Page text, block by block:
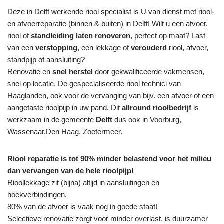
Deze in Delft werkende riool specialist is U van dienst met riool-
en afvoerreparatie (binnen & buiten) in Delft! Wilt u een afvoer,
riool ofstandleiding laten renoveren, perfect op maat? Last
van een verstopping, een lekkage ofverouderd riool, afvoer,
standpijp of aansluiting?
Renovatie en snel herstel door gekwalificeerde vakmensen,
snel op locatie. De gespecialiseerde riool technici van
Haaglanden, ook voor de vervanging van bijv. een afvoer of een
aangetaste rioolpijp in uw pand. Dit allround rioolbedrijf is
werkzaam in de gemeente Delft dus ook in Voorburg,
Wassenaar,Den Haag, Zoetermeer.
Riool reparatie is tot 90% minder belastend voor het milieu
dan vervangen van de hele rioolpijp!
Rioollekkage zit (bijna) altijd in aansluitingen en
hoekverbindingen.
80% van de afvoer is vaak nog in goede staat!
Selectieve renovatie zorgt voor minder overlast, is duurzamer